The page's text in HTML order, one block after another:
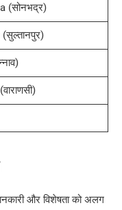
(सोनभद्र)
और विशेषता को अलग